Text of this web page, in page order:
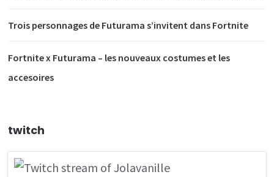
Trois personnages de Futurama s’invitent dans Fortnite
Fortnite x Futurama – les nouveaux costumes et les
accesoires
twitch